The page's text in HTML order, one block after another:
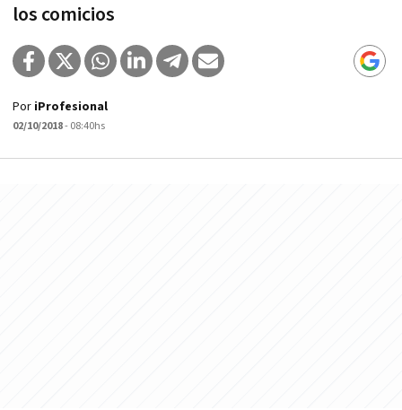
los comicios
Por iProfesional
02/10/2018- 08:40hs